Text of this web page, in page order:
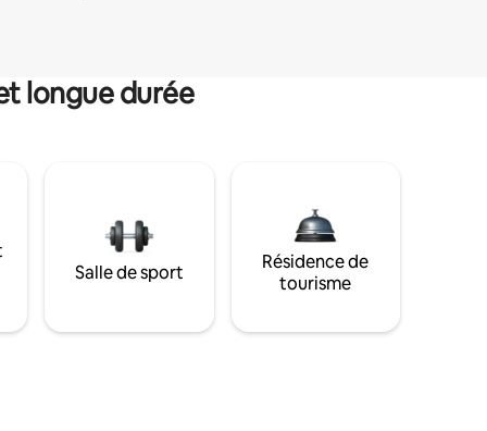
longue durée
Salle de sport
Résidence de
tourisme